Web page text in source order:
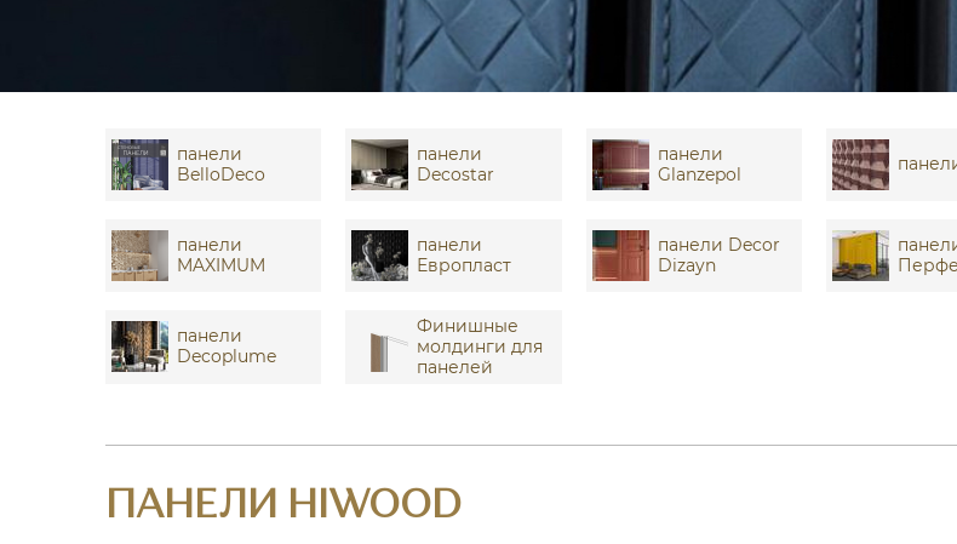
панели
BelloDeco
панели
Decostar
панели
Glanzepol
панели
MAXIMUM
панели
Европласт
панели Decor
Dizayn
панели
Decoplume
Финишные
молдинги для
панелей
ПАНЕЛИ HIWOOD